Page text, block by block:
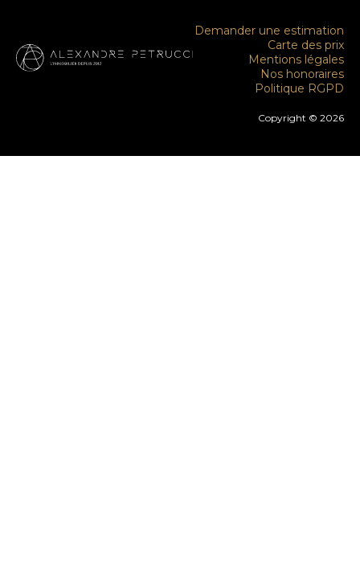
Demander une estimation
Carte des prix
Mentions légales
Nos honoraires
Politique RGPD
Copyright © 2026